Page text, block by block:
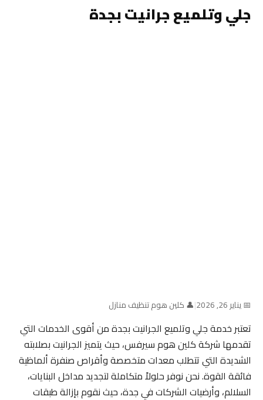
جلي وتلميع جرانيت بجدة
📅 يناير 26, 2026 |👤 كلين هوم تنظيف منازل
تعتبر خدمة جلي وتلميع الجرانيت بجدة من أقوى الخدمات التي
تقدمها شركة كلين هوم سيرفس، حيث يتميز الجرانيت بصلابته
الشديدة التي تتطلب معدات متخصصة وأقراص صنفرة ألماظية
فائقة القوة. نحن نوفر حلولاً متكاملة لتجديد مداخل البنايات،
السلالم، وأرضيات الشركات في جدة، حيث نقوم بإزالة طبقات